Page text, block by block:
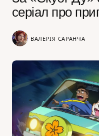
серіал про
ВАЛЕРІЯ САРАНЧА